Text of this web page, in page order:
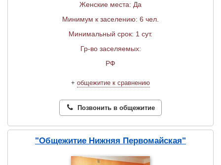
Женские места: Да
Минимум к заселению: 6 чел.
Минимальный срок: 1 сут.
Гр-во заселяемых:
РФ
+ общежитие к сравнению
Позвонить в общежитие
"Общежитие Нижняя Первомайская"